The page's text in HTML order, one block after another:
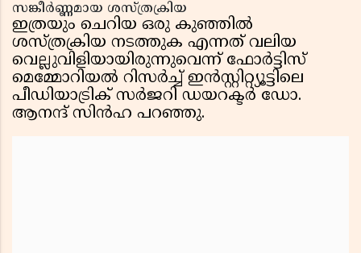
സങ്കീർണ്ണമായ ശസ്ത്രക്രിയ
ഇത്രയും ചെറിയ ഒരു കുഞ്ഞിൽ
ശസ്ത്രക്രിയ നടത്തുക എന്നത് വലിയ
വെല്ലുവിളിയായിരുന്നുവെന്ന് ഫോർട്ടിസ്
മെമ്മോറിയൽ റിസർച്ച് ഇൻസ്റ്റിറ്റ്യൂട്ടിലെ
പീഡിയാട്രിക് സർജറി ഡയറക്ടർ ഡോ.
ആനന്ദ് സിൻഹ പറഞ്ഞു.